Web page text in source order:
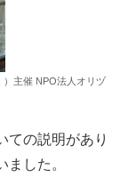
）主催 NPO法人オリヅ
ての説明があり
した。